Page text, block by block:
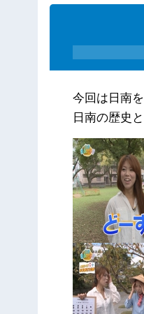
今回は日南
日南の歴史